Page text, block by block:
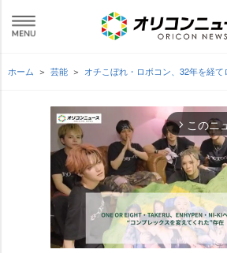
ホーム 芸能 オチこぼれ・ロボコン、32年を経
arrow_forward_ios このニ